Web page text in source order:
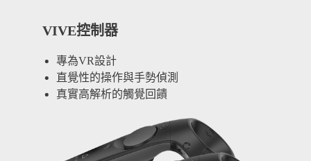
VIVE控制器
專為VR設計
直覺性的操作與手勢偵測
真實高解析的觸覺回饋